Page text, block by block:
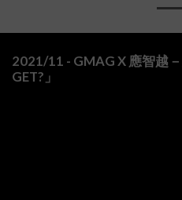
2021/11 - GMAG X 應智越－
GET?」